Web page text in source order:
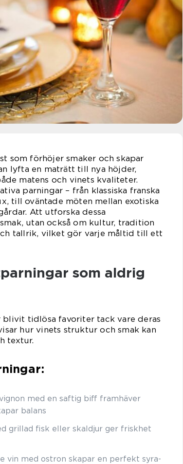
som förhöjer smaker och skapar
lyfta en maträtt till nya höjder,
matens och vinets kvaliteter.
parningar – från klassiska franska
till oväntade möten mellan exotiska
Att utforska dessa
utan också om kultur, tradition
tallrik, vilket gör varje måltid till ett
som aldrig
tidlösa favoriter tack vare deras
hur vinets struktur och smak kan
textur.
med en saftig biff framhäver
balans
grillad fisk eller skaldjur ger friskhet
vin med ostron skapar en perfekt syra-